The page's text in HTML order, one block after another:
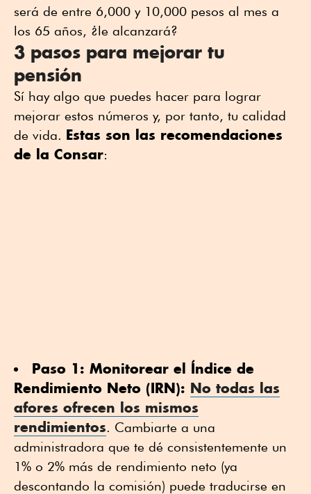
será de entre 6,000 y 10,000 pesos al mes a
los 65 años, ¿le alcanzará?
3 pasos para mejorar tu
pensión
Sí hay algo que puedes hacer para lograr
mejorar estos números y, por tanto, tu calidad
de vida. Estas son las recomendaciones
de la Consar:
Paso 1: Monitorear el Índice de
Rendimiento Neto (IRN): No todas las
afores ofrecen los mismos
rendimientos. Cambiarte a una
administradora que te dé consistentemente un
1% o 2% más de rendimiento neto (ya
descontando la comisión) puede traducirse en